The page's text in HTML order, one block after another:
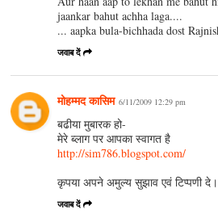
jaankar bahut achha laga....
... aapka bula-bichhada dost
जवाब दें
मोहम्मद कासिम 6/11/2009 12:29 pm
बढीया मुबारक हो-
मेरे ब्लाग पर आपका स्वागत है
http://sim786.blogspot.com/
कृपया अपने अमुल्य सुझाव एवं टिप्पणी दे।
जवाब दें